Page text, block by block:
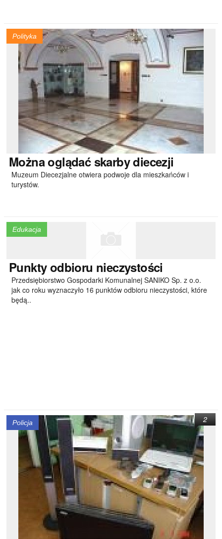
Polityka
Możnaoglądać skarby diecezji
Muzeum Diecezjalne otwiera podwoje dla mieszkańców i
turystów.
Edukacja
Punktyodbioru nieczystości
Przedsiębiorstwo Gospodarki Komunalnej SANIKO Sp. z o.o.
jak co roku wyznaczyło 16 punktów odbioru nieczystości, które
będą..
Policja 2